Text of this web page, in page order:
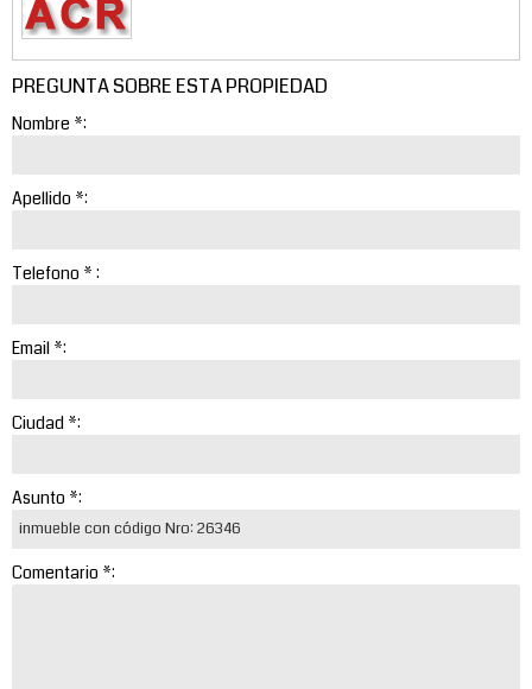
PREGUNTA SOBRE ESTA PROPIEDAD
Nombre *:
Apellido *:
Telefono * :
Email *:
Ciudad *:
Asunto *:
Comentario *: